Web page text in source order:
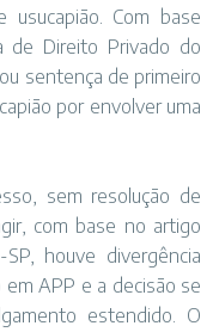
Com base
de Direito Privado do
sentença de primeiro
por envolver uma
sem resolução de
com base no artigo
houve divergência
APP e a decisão se
estendido. O